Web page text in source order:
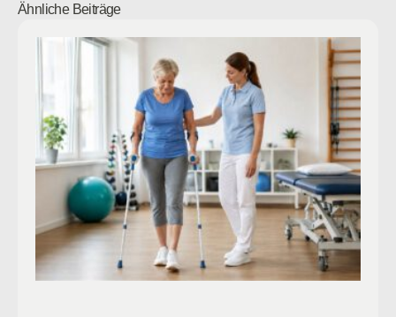
Ähnliche Beiträge